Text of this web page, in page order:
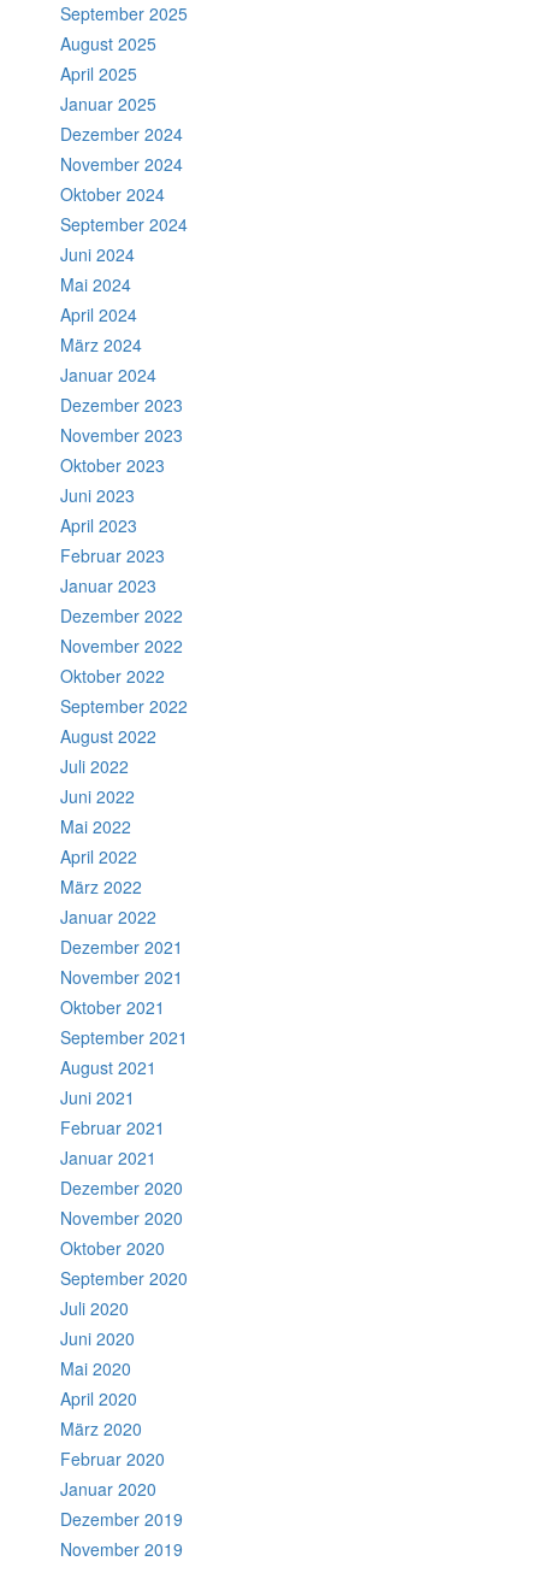
September 2025
August 2025
April 2025
Januar 2025
Dezember 2024
November 2024
Oktober 2024
September 2024
Juni 2024
Mai 2024
April 2024
März 2024
Januar 2024
Dezember 2023
November 2023
Oktober 2023
Juni 2023
April 2023
Februar 2023
Januar 2023
Dezember 2022
November 2022
Oktober 2022
September 2022
August 2022
Juli 2022
Juni 2022
Mai 2022
April 2022
März 2022
Januar 2022
Dezember 2021
November 2021
Oktober 2021
September 2021
August 2021
Juni 2021
Februar 2021
Januar 2021
Dezember 2020
November 2020
Oktober 2020
September 2020
Juli 2020
Juni 2020
Mai 2020
April 2020
März 2020
Februar 2020
Januar 2020
Dezember 2019
November 2019